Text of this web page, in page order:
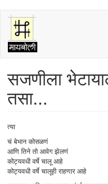
Skip
main
content
सजणीला
तसा...
त्या
चं बेभान कोसळणं
आणि तिने तो आवेग झेलणं
कोट्यवधी वर्षे चालू आहे
कोट्यवधी वर्षे चालूही राहणार आहे